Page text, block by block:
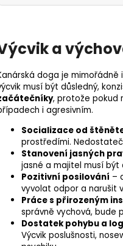
a
doga je
musí být důsledný,
, protože pokud
i agresivním.
Socializace od
prostředími.
Stanovení jasných
jasné a majitel musí být
Pozitivní posilování –
vyvolat odpor a narušit
Práce s přirozeným
správně vychová, bude
Dostatek pohybu a
Výcvik poslušnosti,